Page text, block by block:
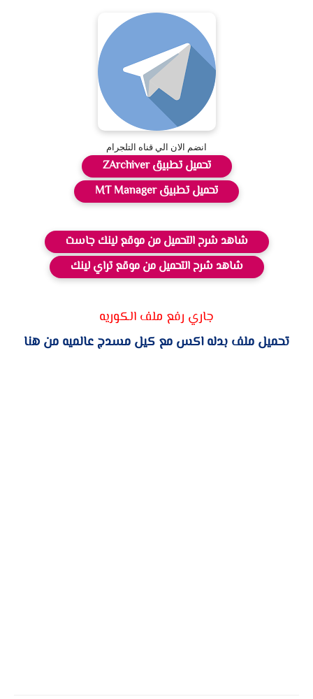
انضم الان الي قناه التلجرام
تحميل تطبيق ZArchiver
تحميل تطبيق MT Manager
شاهد شرح التحميل من موقع لينك جاست
شاهد شرح التحميل من موقع تراي لينك
جاري رفع ملف الكوريه
تحميل ملف بدله اكس مع كيل مسدج عالميه من هنا